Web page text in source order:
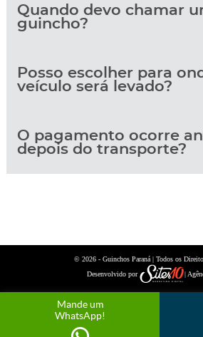
Quando devo chamar
guincho?
Posso escolher para
veículo será levado?
O pagamento ocorre
depois do transporte?
© 2026 -Guinchos Paraná | Todos os
Desenvolvido por
|
Mande um
WhatsApp!